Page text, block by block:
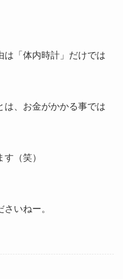
は「体内時計」だけでは
は、お金がかかる事では
（笑）
いねー。